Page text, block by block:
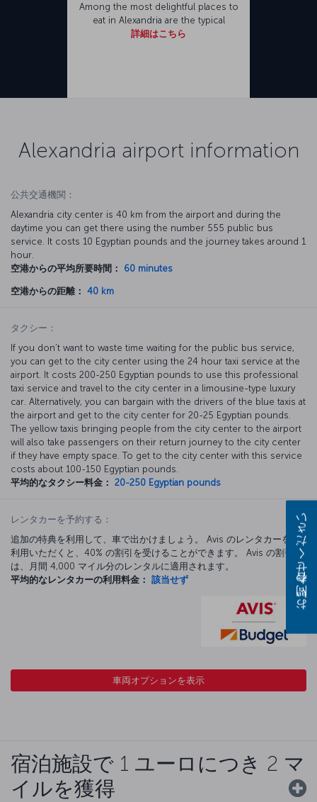
Among the most delightful places to
eat in Alexandria are the typical
詳細はこちら
Alexandria airport information
公共交通機関：
Alexandria city center is 40 km from the airport and during the
daytime you can get there using the number 555 public bus
service. It costs 10 Egyptian pounds and the journey takes around 1
hour.
空港からの平均所要時間：
60 minutes
空港からの距離： 40 km
タクシー：
If you don’t want to waste time waiting for the public bus service,
you can get to the city center using the 24 hour taxi service at the
airport. It costs 200-250 Egyptian pounds to use this professional
taxi service and travel to the city center in a limousine-type luxury
car. Alternatively, you can bargain with the drivers of the blue taxis at
the airport and get to the city center for 20-25 Egyptian pounds.
The yellow taxis bringing people from the city center to the airport
will also take passengers on their return journey to the city center
if they have empty space. To get to the city center with this service
costs about 100-150 Egyptian pounds.
平均的なタクシー料金： 20-250 Egyptian pounds
レンタカーを予約する：
追加の特典を利用して、車で出かけましょう。 Avis のレンタカーをご
利用いただくと、40% の割引を受けることができます。 Avis の割引
は、月間 4,000 マイル分のレンタルに適用されます。
平均的なレンタカーの利用料金： 該当せず
車両オプションを表示
宿泊施設で 1 ユーロにつき 2 マ
イルを獲得
お問い合わせください